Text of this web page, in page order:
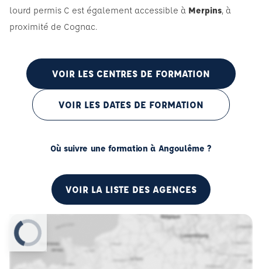
lourd permis C est également accessible à Merpins, à
proximité de Cognac.
VOIR LES CENTRES DE FORMATION
VOIR LES DATES DE FORMATION
Où suivre une formation à Angoulême ?
VOIR LA LISTE DES AGENCES